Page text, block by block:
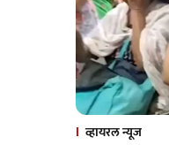
व्हायरल न्यूज